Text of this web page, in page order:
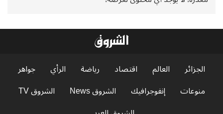
الجزائر العالم اقتصاد رياضة الرأي
جواهر
منوعات
إنفوجرافيك الشروق News
الشروق TV